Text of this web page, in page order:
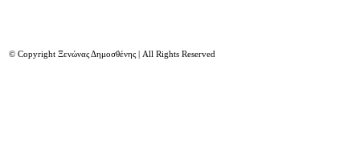
© Copyright Ξενώνας Δημοσθένης | All Rights Reserved